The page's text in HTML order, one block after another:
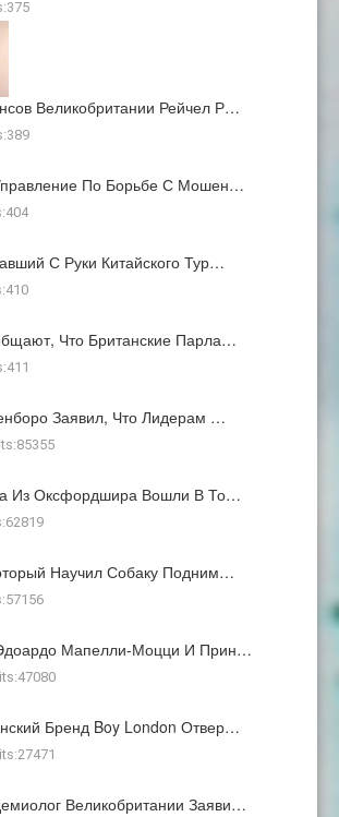
Великобритании Рейчел Р…
По Борьбе С Мошен…
С Руки Китайского Тур…
Что Британские Парла…
Заявил, Что Лидерам …
Из Оксфордшира Вошли В То…
Научил Собаку Подним…
Мапелли-Моцци И Прин…
Бренд Boy London Отвер…
Великобритании Заяви…